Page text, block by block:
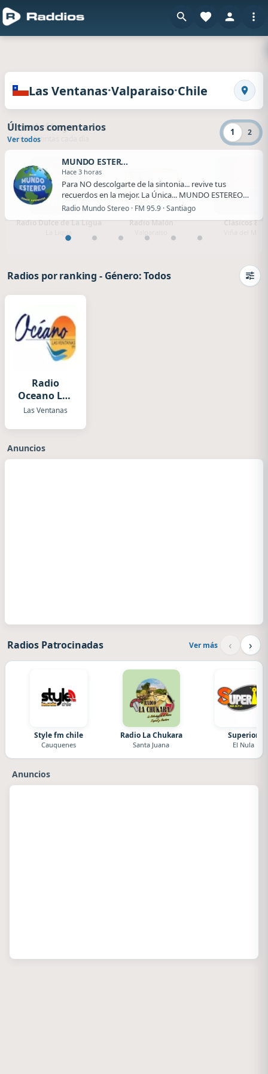
Radios de Las Ventanas · Valparaiso · Chileen
Las Ventanas·Valparaiso·Chile
1 2
Descubrí hoy
Radios distintas cada día
Radio Dulce de La Ligua Radio Malón Clásicos 80
Últimos comentarios
Ver todos
MUNDO ESTEREO
Hace 3 horas
Para NO descolgarte de la sintonia... revive tus
recuerdos en la mejor. La Única... MUNDO ESTEREO
DI…
Radio Mundo Stereo · FM 95.9 · Santiago
Radios por ranking - Género: Todos
Radio
Oceano Las
Ventanas
Las Ventanas
Anuncios
Radios Patrocinadas Ver más ‹ ›
Style fm chile
Cauquenes
Radio La Chukara
Santa Juana
Superior
El Nula
Anuncios